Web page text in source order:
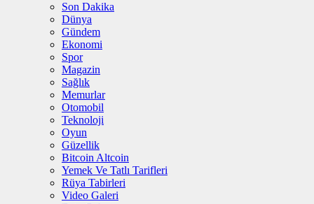
Son Dakika
Dünya
Gündem
Ekonomi
Spor
Magazin
Sağlık
Memurlar
Otomobil
Teknoloji
Oyun
Güzellik
Bitcoin Altcoin
Yemek Ve Tatlı Tarifleri
Rüya Tabirleri
Video Galeri